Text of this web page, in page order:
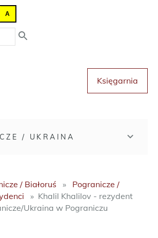
A
Księgarnia
/ UKRAINA
/ Białoruś
Pogranicze /
Khalil Khalilov - rezydent
Ukraina w Pograniczu